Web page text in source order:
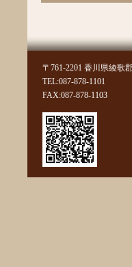
2022年10月
2022年7月
2022年6月
2022年4月
2022年3月
2022年2月
2022年1月
2021年11月
2021年10月
2021年9月
〒761-2201 香川県綾歌
TEL:087-878-1101
FAX:087-878-1103